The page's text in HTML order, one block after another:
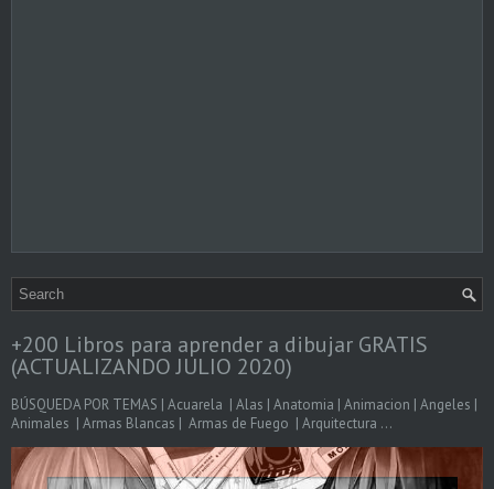
+200 Libros para aprender a dibujar GRATIS
(ACTUALIZANDO JULIO 2020)
BÚSQUEDA POR TEMAS | Acuarela | Alas | Anatomia | Animacion | Angeles |
Animales | Armas Blancas | Armas de Fuego | Arquitectura ...